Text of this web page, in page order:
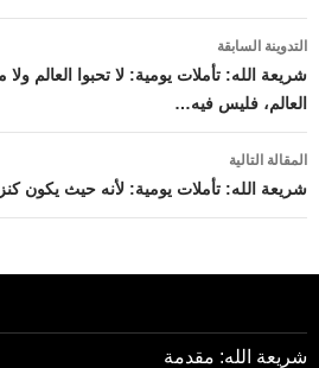
تصفّح
المقالات
التدوينة السابقة
شريعة الله: تأملات يومية: لا تحبوا العالم
العالم، فليس فيه…
المقالة التالية
شريعة الله: تأملات يومية: لأنه حيث يكون
شريعة الله: مقدمة